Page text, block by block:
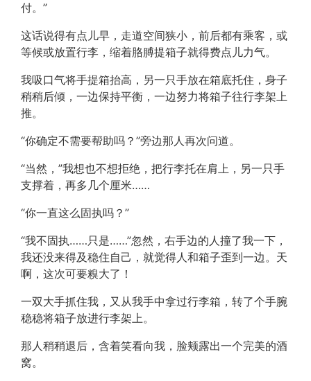
付。”
这话说得有点儿早，走道空间狭小，前后都有乘客，或
等候或放置行李，缩着胳膊提箱子就得费点儿力气。
我吸口气将手提箱抬高，另一只手放在箱底托住，身子
稍稍后倾，一边保持平衡，一边努力将箱子往行李架上
推。
“你确定不需要帮助吗？”旁边那人再次问道。
“当然，”我想也不想拒绝，把行李托在肩上，另一只手
支撑着，再多几个厘米……
“你一直这么固执吗？”
“我不固执……只是……”忽然，右手边的人撞了我一下，
我还没来得及稳住自己，就觉得人和箱子歪到一边。天
啊，这次可要糗大了！
一双大手抓住我，又从我手中拿过行李箱，转了个手腕
稳稳将箱子放进行李架上。
那人稍稍退后，含着笑看向我，脸颊露出一个完美的酒
窝。